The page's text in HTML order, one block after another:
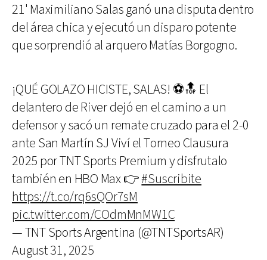
21' Maximiliano Salas ganó una disputa dentro
del área chica y ejecutó un disparo potente
que sorprendió al arquero Matías Borgogno.
¡QUÉ GOLAZO HICISTE, SALAS! ⚽🔝 El
delantero de River dejó en el camino a un
defensor y sacó un remate cruzado para el 2-0
ante San Martín SJ Viví el Torneo Clausura
2025 por TNT Sports Premium y disfrutalo
también en HBO Max 👉#Suscribite
https://t.co/rq6sQOr7sM
pic.twitter.com/COdmMnMW1C
— TNT Sports Argentina (@TNTSportsAR)
August 31, 2025